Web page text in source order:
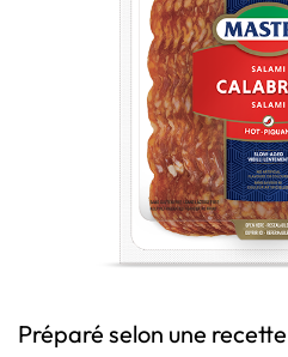
Préparé selon une